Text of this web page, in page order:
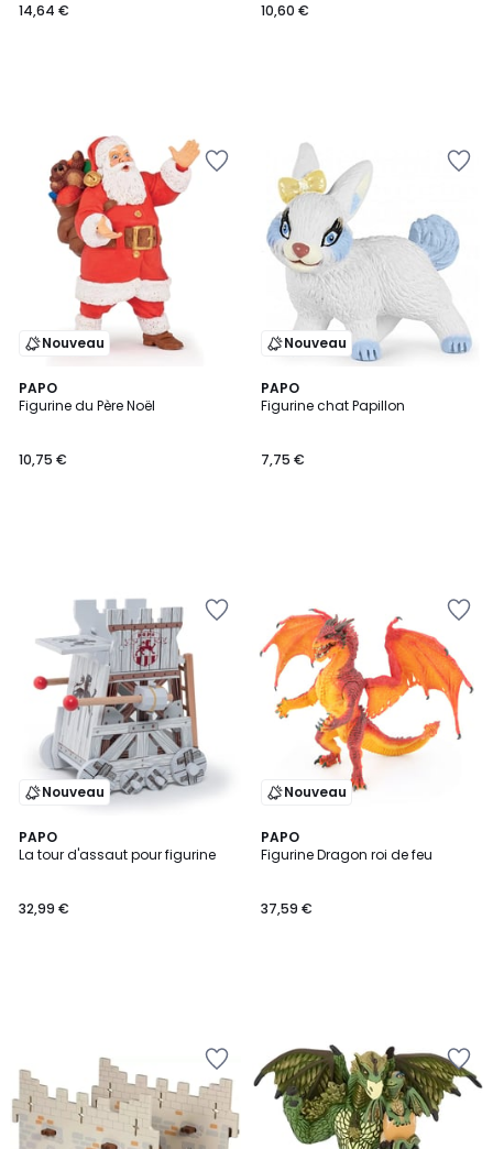
14,64 € 10,60 €
Nouveau
PAPO
Figurine du Père Noël
10,75 €
Nouveau
PAPO
Figurine chat Papillon
7,75 €
Nouveau
PAPO
La tour d'assaut pour figurine
32,99 €
Nouveau
PAPO
Figurine Dragon roi de feu
37,59 €